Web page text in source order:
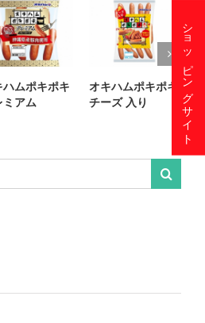
ハムポキポキ
ミアム
オキハムポキポキ
チーズ 入り
ショッピングサイト